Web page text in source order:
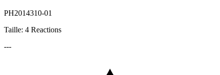
PH2014310-01
Taille: 4 Reactions
---